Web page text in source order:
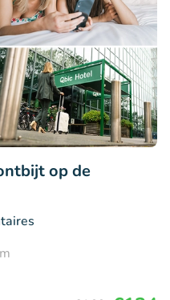
op de